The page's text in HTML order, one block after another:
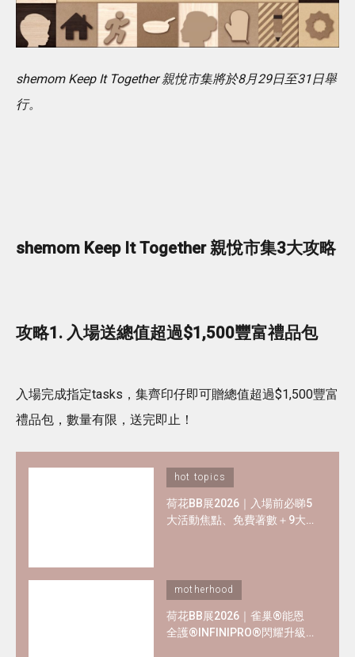
shemom Keep It Together 親悅市集將於8月29日至31日舉
行。
shemom Keep It Together 親悅市集3大攻略
攻略1. 入場送總值超過$1,500豐富禮品包
入場完成指定tasks，集齊印仔即可贈總值超過$1,500豐富
禮品包，數量有限，送完即止！
hot topics
荷花BB展2026｜入場前必睇5
大活動焦點、免費著數＋9大
motherhood
荷花BB展2026｜雀巢®能恩
全護®INFINIPRO®閃耀升級